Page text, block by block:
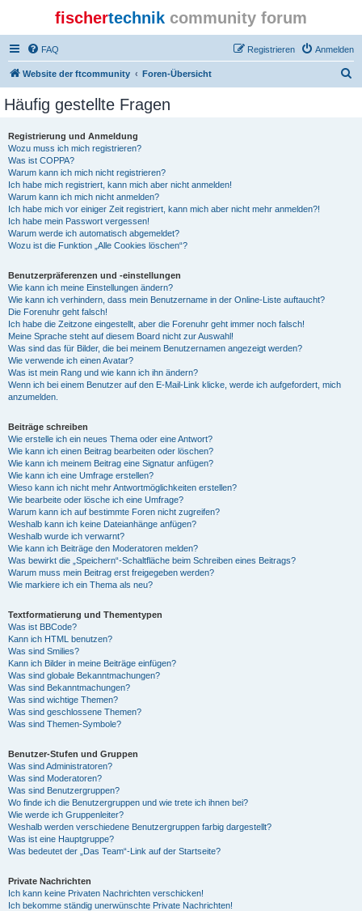
fischertechnik community forum
FAQ Anmelden
Registrieren
Website der ftcommunity Foren-Übersicht
Häufig gestellte Fragen
Registrierung und Anmeldung
Wozu muss ich mich registrieren?
Was ist COPPA?
Warum kann ich mich nicht registrieren?
Ich habe mich registriert, kann mich aber nicht anmelden!
Warum kann ich mich nicht anmelden?
Ich habe mich vor einiger Zeit registriert, kann mich aber nicht mehr anmelden?!
Ich habe mein Passwort vergessen!
Warum werde ich automatisch abgemeldet?
Wozu ist die Funktion „Alle Cookies löschen“?
Benutzerpräferenzen und -einstellungen
Wie kann ich meine Einstellungen ändern?
Wie kann ich verhindern, dass mein Benutzername in der Online-Liste auftaucht?
Die Forenuhr geht falsch!
Ich habe die Zeitzone eingestellt, aber die Forenuhr geht immer noch falsch!
Meine Sprache steht auf diesem Board nicht zur Auswahl!
Was sind das für Bilder, die bei meinem Benutzernamen angezeigt werden?
Wie verwende ich einen Avatar?
Was ist mein Rang und wie kann ich ihn ändern?
Wenn ich bei einem Benutzer auf den E-Mail-Link klicke, werde ich aufgefordert, mich
anzumelden.
Beiträge schreiben
Wie erstelle ich ein neues Thema oder eine Antwort?
Wie kann ich einen Beitrag bearbeiten oder löschen?
Wie kann ich meinem Beitrag eine Signatur anfügen?
Wie kann ich eine Umfrage erstellen?
Wieso kann ich nicht mehr Antwortmöglichkeiten erstellen?
Wie bearbeite oder lösche ich eine Umfrage?
Warum kann ich auf bestimmte Foren nicht zugreifen?
Weshalb kann ich keine Dateianhänge anfügen?
Weshalb wurde ich verwarnt?
Wie kann ich Beiträge den Moderatoren melden?
Was bewirkt die „Speichern“-Schaltfläche beim Schreiben eines Beitrags?
Warum muss mein Beitrag erst freigegeben werden?
Wie markiere ich ein Thema als neu?
Textformatierung und Thementypen
Was ist BBCode?
Kann ich HTML benutzen?
Was sind Smilies?
Kann ich Bilder in meine Beiträge einfügen?
Was sind globale Bekanntmachungen?
Was sind Bekanntmachungen?
Was sind wichtige Themen?
Was sind geschlossene Themen?
Was sind Themen-Symbole?
Benutzer-Stufen und Gruppen
Was sind Administratoren?
Was sind Moderatoren?
Was sind Benutzergruppen?
Wo finde ich die Benutzergruppen und wie trete ich ihnen bei?
Wie werde ich Gruppenleiter?
Weshalb werden verschiedene Benutzergruppen farbig dargestellt?
Was ist eine Hauptgruppe?
Was bedeutet der „Das Team“-Link auf der Startseite?
Private Nachrichten
Ich kann keine Privaten Nachrichten verschicken!
Ich bekomme ständig unerwünschte Private Nachrichten!